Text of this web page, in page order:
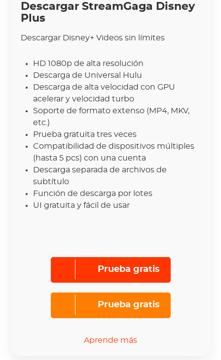
Descargar StreamGaga Disney
Plus
Descargar Disney+ Videos sin límites
HD 1080p de alta resolución
Descarga de Universal Hulu
Descarga de alta velocidad con GPU
acelerar y velocidad turbo
Soporte de formato extenso (MP4, MKV,
etc.)
Prueba gratuita tres veces
Compatibilidad de dispositivos múltiples
(hasta 5 pcs) con una cuenta
Descarga separada de archivos de
subtítulo
Función de descarga por lotes
UI gratuita y fácil de usar
Prueba gratis
Prueba gratis
Aprende más